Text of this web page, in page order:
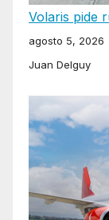
Volaris pide
agosto 5, 2026
Juan Delguy